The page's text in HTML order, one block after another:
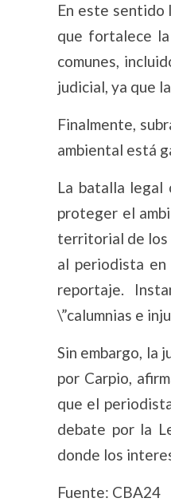
En este sentido
que fortalece
comunes,
judicial, ya que
Finalmente,
ambiental está
La batalla legal
proteger el
territorial de los
al periodista en
reportaje.
\”calumnias e
Sin embargo, la
por Carpio,
que el
debate por la
donde los
Fuente: CBA24